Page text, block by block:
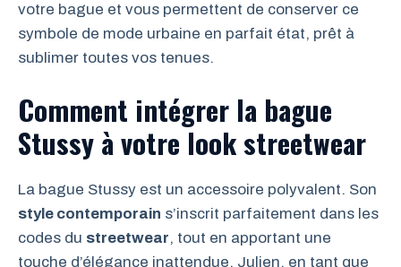
votre bague et vous permettent de conserver ce
symbole de mode urbaine en parfait état, prêt à
sublimer toutes vos tenues.
Comment intégrer la bague
Stussy à votre look streetwear
La bague Stussy est un accessoire polyvalent. Son
style contemporain s’inscrit parfaitement dans les
codes du streetwear, tout en apportant une
touche d’élégance inattendue. Julien, en tant que